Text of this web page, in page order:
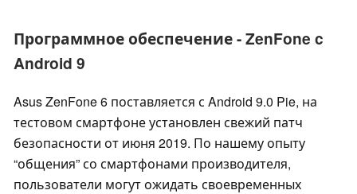
Программное обеспечение - ZenFone c
Android 9
Asus ZenFone 6 поставляется с Android 9.0 Pie, на
тестовом смартфоне установлен свежий патч
безопасности от июня 2019. По нашему опыту
“общения” со смартфонами производителя,
пользователи могут ожидать своевременных